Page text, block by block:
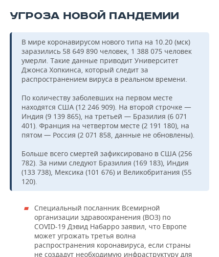
УГРОЗА НОВОЙ ПАНДЕМИИ
В мире коронавирусом нового типа на 10.20 (мск)
заразились 58 649 890 человек, 1 388 075 человек
умерли. Такие данные приводит Университет
Джонса Хопкинса, который следит за
распространением вируса в реальном времени.
По количеству заболевших на первом месте
находятся США (12 246 909). На второй строчке —
Индия (9 139 865), на третьей — Бразилия (6 071
401). Франция на четвертом месте (2 191 180), на
пятом — Россия (2 071 858, данные не обновлены).
Больше всего смертей зафиксировано в США (256
782). За ними следуют Бразилия (169 183), Индия
(133 738), Мексика (101 676) и Великобритания (55
120).
Специальный посланник Всемирной
организации здравоохранения (ВОЗ) по
COVID-19 Дэвид Набарро заявил, что Европе
может угрожать третья волна
распространения коронавируса, если страны
не создадут необходимую инфраструктуру для